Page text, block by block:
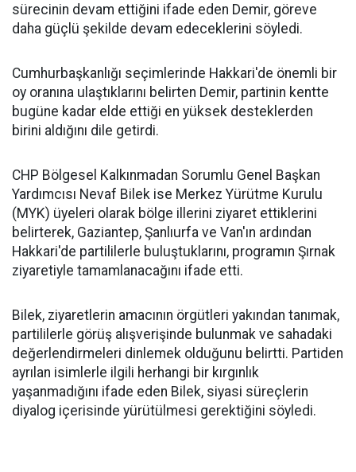
sürecinin devam ettiğini ifade eden Demir, göreve
daha güçlü şekilde devam edeceklerini söyledi.
Cumhurbaşkanlığı seçimlerinde Hakkari'de önemli bir
oy oranına ulaştıklarını belirten Demir, partinin kentte
bugüne kadar elde ettiği en yüksek desteklerden
birini aldığını dile getirdi.
CHP Bölgesel Kalkınmadan Sorumlu Genel Başkan
Yardımcısı Nevaf Bilek ise Merkez Yürütme Kurulu
(MYK) üyeleri olarak bölge illerini ziyaret ettiklerini
belirterek, Gaziantep, Şanlıurfa ve Van'ın ardından
Hakkari'de partililerle buluştuklarını, programın Şırnak
ziyaretiyle tamamlanacağını ifade etti.
Bilek, ziyaretlerin amacının örgütleri yakından tanımak,
partililerle görüş alışverişinde bulunmak ve sahadaki
değerlendirmeleri dinlemek olduğunu belirtti. Partiden
ayrılan isimlerle ilgili herhangi bir kırgınlık
yaşanmadığını ifade eden Bilek, siyasi süreçlerin
diyalog içerisinde yürütülmesi gerektiğini söyledi.